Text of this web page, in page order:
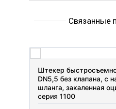
Связанные
Штекер
DN5,5 без клапана, с
шланга, закаленная
серия 1100